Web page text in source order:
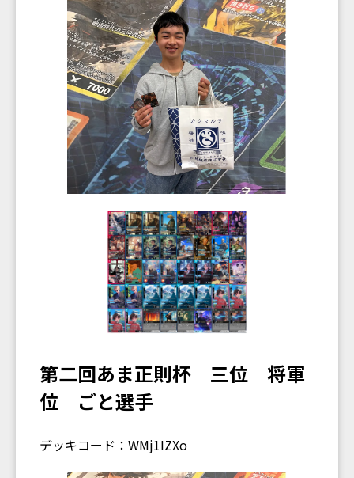
第二回あま正則杯 三位 将軍
位 ごと選手
デッキコード：WMj1IZXo